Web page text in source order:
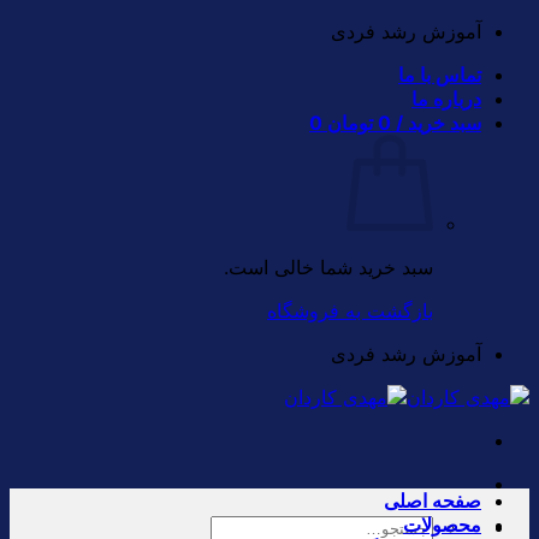
Skip
content
آموزش رشد فردی
تماس با ما
درباره ما
سبد خرید / 0 تومان 0
سبد خرید شما خالی است.
بازگشت به فروشگاه
آموزش رشد فردی
جستجو
صفحه اصلی
محصولات